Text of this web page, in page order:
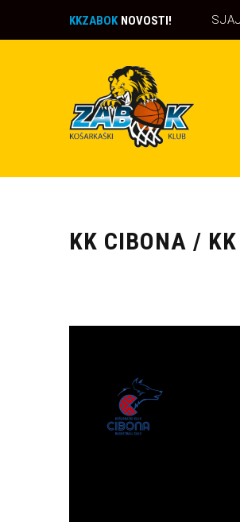
KKZABOKNOVOSTI!
KK CIBONA /